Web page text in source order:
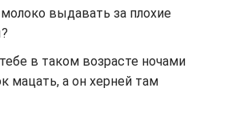
выдавать за плохие
в таком возрасте ночами
мацать, а он херней там